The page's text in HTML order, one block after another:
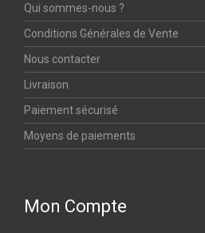
Qui sommes-nous ?
Conditions Générales de Vente
Nous contacter
Livraison
Paiement sécurisé
Moyens de paiements
Mon Compte